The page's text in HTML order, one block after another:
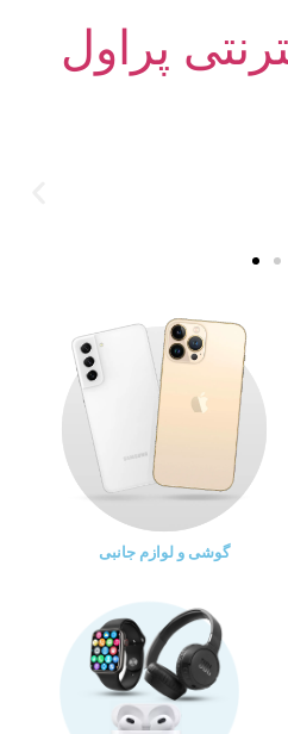
پراول
گوشی و لوازم جانبی